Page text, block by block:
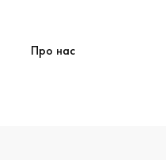
Про нас